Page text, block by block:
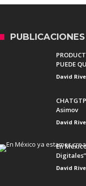
PUEDE
David
Asimov
David
En
David